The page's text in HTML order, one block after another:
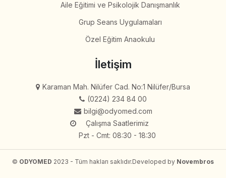
Aile Eğitimi ve Psikolojik Danışmanlık
Grup Seans Uygulamaları
Özel Eğitim Anaokulu
İletişim
Karaman Mah. Nilüfer Cad. No:1 Nilüfer/Bursa
(0224) 234 84 00
bilgi@odyomed.com
Çalışma Saatlerimiz
Pzt - Cmt: 08:30 - 18:30
© ODYOMED 2023 - Tüm hakları saklıdır.Developed by Novembros